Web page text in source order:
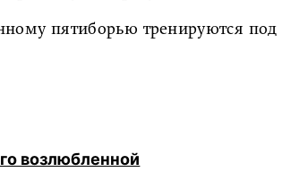
пятиборью тренируются под
возлюбленной